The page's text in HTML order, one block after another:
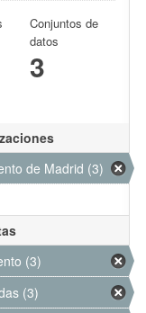
Conjuntos de
datos
3
de Madrid (3)
(3)
(3)